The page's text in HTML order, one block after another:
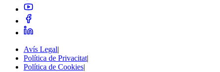
Avís Legal|
Política de Privacitat|
Política de Cookies|